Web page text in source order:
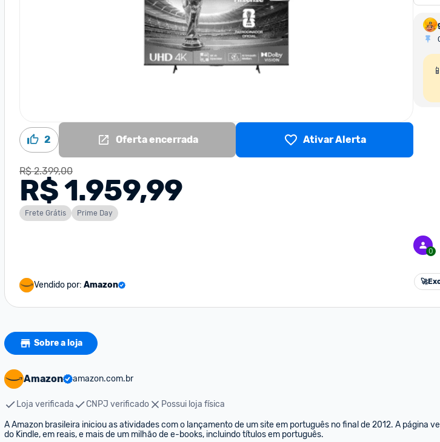
2 Oferta encerrada Ativar Alerta
R$ 2.399,00
R$ 1.959,99
Frete Grátis Prime Day
Vendido por: Amazon
0
🚀
Sobre a loja
Amazon amazon.com.br
Loja verificada CNPJ verificado
Possui loja física
A Amazon brasileira iniciou as atividades com o lançamento de um site em português no final de 2012. A página
do Kindle, em reais, e mais de um milhão de e-books, incluindo títulos em português.